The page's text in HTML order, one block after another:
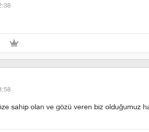
sahip olan ve gözü veren biz olduğumuz